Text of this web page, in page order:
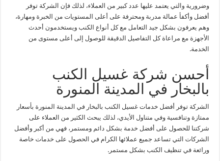
وضرورية والتي يعتمد عليها عدد كبير من العملاء، لذلك فإن الشركة توفر
أفضل وأكفأ عمالة مدربة ومحترفة على أعلى المستويات من الخبرة ومهارة،
وهم يعرفون بشكل جيد التعامل مع كل أنواع الكنب ويستخدمون أحدث
الأجهزة مع مراعاة كل التفاصيل الدقيقة للوصول إلى أعلى مستوى من
الخدمة.
أحسن شركة غسيل الكنب
بالبخار في المدينة المنورة
الشركة توفر أفضل خدمات غسيل الكنب بالبخار في المدينة المنورة بأسعار
ممتازة وتنافسية وفي متناول الأيدي، لذلك يبحث الكثير من العملاء على
شركتنا للحصول على أفضل خدمة بشكل دائم ومستمر، فهي من أكبر وأفضل
الشركات التي تساعد جميع عملائها الكرام في الحصول على خدمات خاصة
ورائعة في تنظيف الكنب بشكل مستمر.